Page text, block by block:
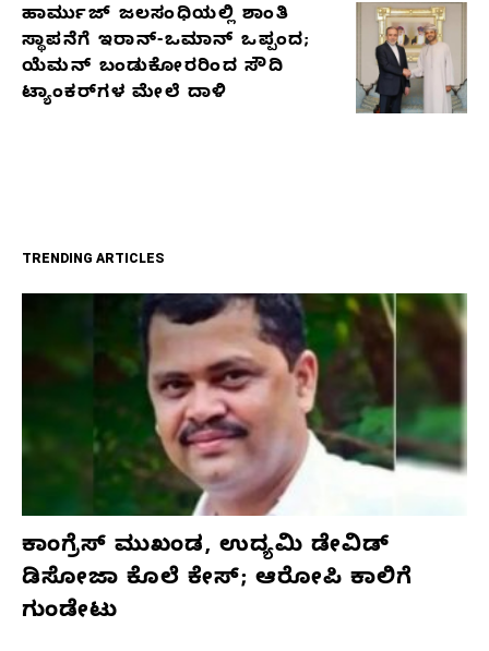
ಹಾರ್ಮುಜ್ ಜಲಸಂಧಿಯಲ್ಲಿ ಶಾಂತಿ
ಸ್ಥಾಪನೆಗೆ ಇರಾನ್-ಒಮಾನ್ ಒಪ್ಪಂದ;
ಯೆಮನ್ ಬಂಡುಕೋರರಿಂದ ಸೌದಿ
ಟ್ಯಾಂಕರ್‌ಗಳ ಮೇಲೆ ದಾಳಿ
TRENDING ARTICLES
ಕಾಂಗ್ರೆಸ್‌ ಮುಖಂಡ, ಉದ್ಯಮಿ ಡೇವಿಡ್‌
ಡಿಸೋಜಾ ಕೊಲೆ ಕೇಸ್;‌ ಆರೋಪಿ ಕಾಲಿಗೆ
ಗುಂಡೇಟು